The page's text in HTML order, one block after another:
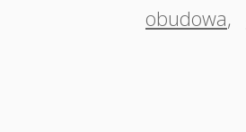
obudowa,